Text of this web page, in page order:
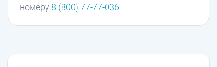
номеру 8 (800) 77-77-036